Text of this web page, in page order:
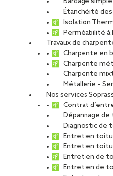
Bardage simple
Étanchéité
Isolation
Perméabilité à
Travaux de
Charpente en
Charpente
Charpente
Métallerie –
Nos services
Contrat
Dépannage
Diagnostic de
Entretien
Entretien
Entretien de
Entretien de
Comment BCM a
de cette gigantesque
Maïa Sonnier nous a consultés
été réalisée par le bureau
connaît bien. Au-delà de notre
d’ouvrages métalliques
proximité de nos ateliers a été
convoi exceptionnel, notamment
Par ailleurs, nous sommes
professionnelle « Qualibat 2413
certifiés marquage CE 1090 –
d’exécution EXC 1 à 3.
Le planning semble